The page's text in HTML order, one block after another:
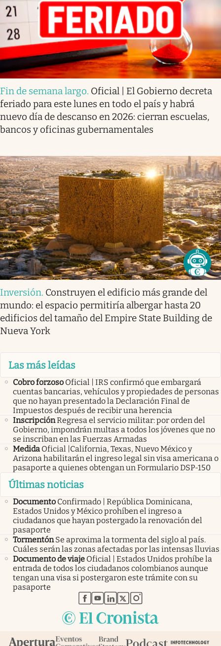
Fin de semana largo. Oficial | El Gobierno decreta
feriado para este lunes en todo el país y habrá
nuevo día de descanso en 2026: cierran escuelas,
bancos y oficinas gubernamentales
Inversión. Construyen el edificio más grande del
mundo: el espacio permitiría albergar hasta 20
edificios del tamaño del Empire State Building de
Nueva York
Las más leídas
Cobro forzoso Oficial | IRS confirmó que embargará
cuentas bancarias, vehículos y propiedades de personas
que no hayan presentado la Declaración Final de
Impuestos después de recibir una herencia
InscripciónRegresa el servicio militar: por orden del
Gobierno, impondrán multas a todos los jóvenes que no
se inscriban en las Fuerzas Armadas
Medida Oficial |California, Texas, Nuevo México y
Arizona habilitarán el ingreso legal sin visa americana o
pasaporte a quienes obtengan un Formulario DSP-150
Últimas noticias
Documento Confirmado | República Dominicana,
Estados Unidos y México prohíben el ingreso a
ciudadanos que hayan postergado la renovación del
pasaporte
Tormentón Se aproxima la tormenta del siglo al país.
Cuáles serán las zonas afectadas por las intensas lluvias
Documento de viaje Oficial | Estados Unidos prohíbe la
entrada de todos los ciudadanos colombianos aunque
tengan una visa si postergaron este trámite con su
pasaporte
abre en nueva pestaña
abre en nueva pestaña
abre en nueva pestaña
abre en nueva pestaña
abre en nueva pestaña